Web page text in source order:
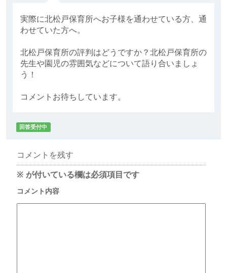
実際に北松戸保育所へお子様を通わせている方、通
わせていた方へ。
北松戸保育所の評判はどうですか？北松戸保育所の
先生や園児の雰囲気などについて語り合いましょ
う！
コメントお待ちしています。
回答受付中
コメントを残す
※ が付いている欄は必須項目です